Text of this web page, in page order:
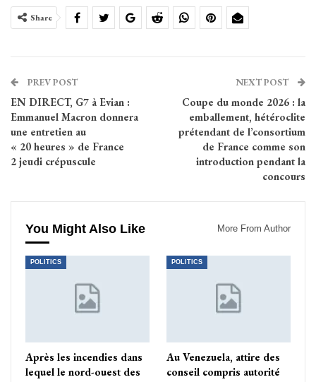
Share
PREV POST
EN DIRECT, G7 à Evian :
Emmanuel Macron donnera
une entretien au
« 20 heures » de France
2 jeudi crépuscule
NEXT POST
Coupe du monde 2026 : la
emballement, hétéroclite
prétendant de l’consortium
de France comme son
introduction pendant la
concours
You Might Also Like More From Author
POLITICS
Après les incendies dans
lequel le nord-ouest des
POLITICS
Au Venezuela, attire des
conseil compris autorité